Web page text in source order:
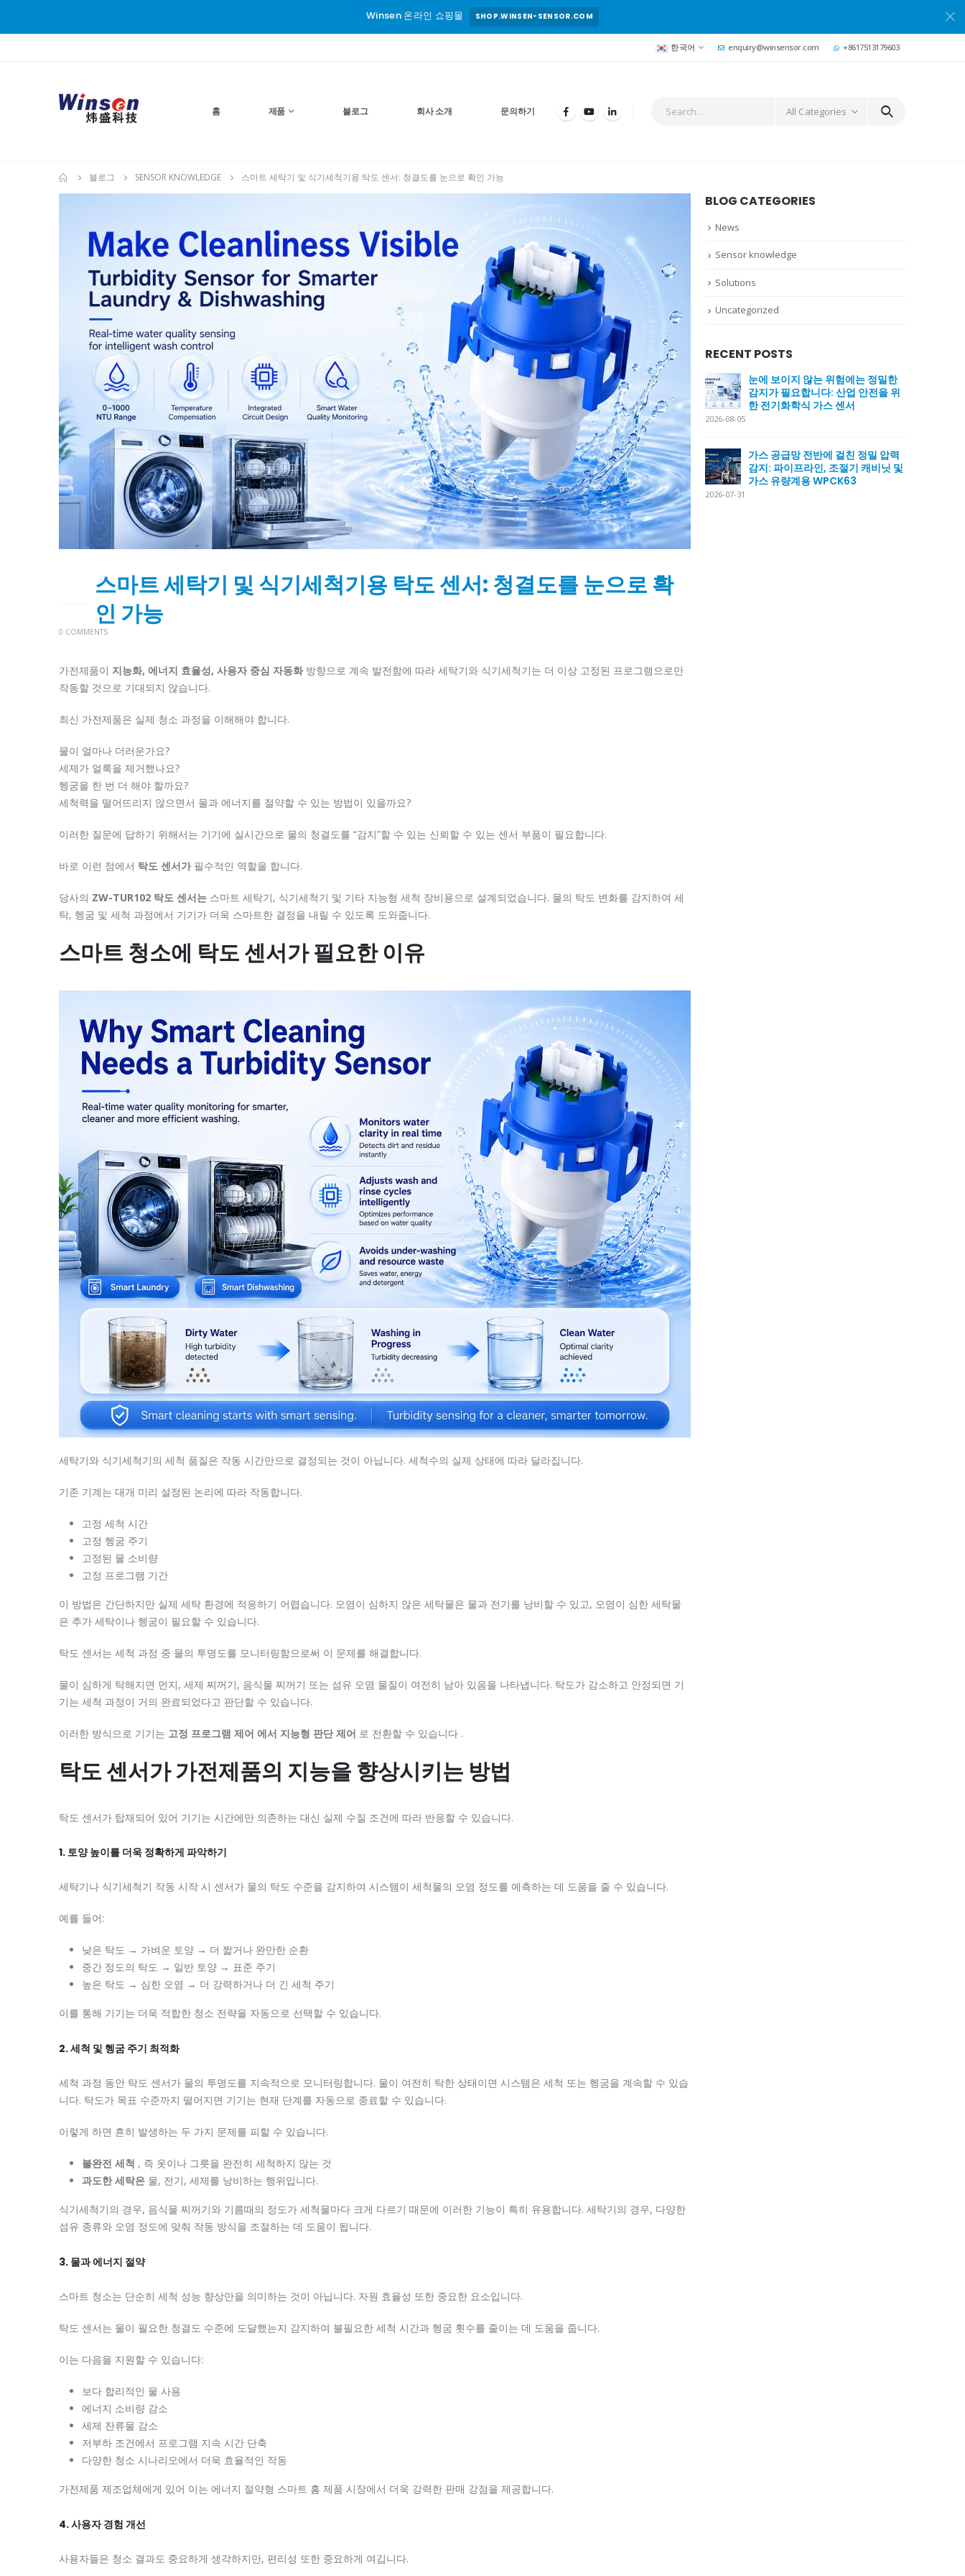
Winsen 온라인 쇼핑몰 SHOP.WINSEN-SENSOR.COM
한국어 enquiry@winsensor.com +8617513179603
홈 제품 블로그 회사 소개 문의하기 All Categories
블로그 SENSOR KNOWLEDGE 스마트 세탁기 및 식기세척기용 탁도 센서: 청결도를 눈으로 확인 가능
스마트 세탁기 및 식기세척기용 탁도 센서: 청결도를 눈으로 확
인 가능
0 COMMENTS
가전제품이 지능화, 에너지 효율성, 사용자 중심 자동화방향으로 계속 발전함에 따라 세탁기와 식기세척기는 더 이상 고정된 프로그램으로만
작동할 것으로 기대되지 않습니다.
최신 가전제품은 실제 청소 과정을 이해해야 합니다.
물이 얼마나 더러운가요?
세제가 얼룩을 제거했나요?
헹굼을 한 번 더 해야 할까요?
세척력을 떨어뜨리지 않으면서 물과 에너지를 절약할 수 있는 방법이 있을까요?
이러한 질문에 답하기 위해서는 기기에 실시간으로 물의 청결도를 “감지”할 수 있는 신뢰할 수 있는 센서 부품이 필요합니다.
바로 이런 점에서 탁도 센서가필수적인 역할을 합니다.
당사의 ZW-TUR102 탁도 센서는 스마트 세탁기, 식기세척기 및 기타 지능형 세척 장비용으로 설계되었습니다. 물의 탁도 변화를 감지하여 세
탁, 헹굼 및 세척 과정에서 기기가 더욱 스마트한 결정을 내릴 수 있도록 도와줍니다.
스마트 청소에 탁도 센서가 필요한 이유
세탁기와 식기세척기의 세척 품질은 작동 시간만으로 결정되는 것이 아닙니다. 세척수의 실제 상태에 따라 달라집니다.
기존 기계는 대개 미리 설정된 논리에 따라 작동합니다.
고정 세척 시간
고정 헹굼 주기
고정된 물 소비량
고정 프로그램 기간
이 방법은 간단하지만 실제 세탁 환경에 적응하기 어렵습니다. 오염이 심하지 않은 세탁물은 물과 전기를 낭비할 수 있고, 오염이 심한 세탁물
은 추가 세탁이나 헹굼이 필요할 수 있습니다.
탁도 센서는 세척 과정 중 물의 투명도를 모니터링함으로써 이 문제를 해결합니다.
물이 심하게 탁해지면 먼지, 세제 찌꺼기, 음식물 찌꺼기 또는 섬유 오염 물질이 여전히 남아 있음을 나타냅니다. 탁도가 감소하고 안정되면 기
기는 세척 과정이 거의 완료되었다고 판단할 수 있습니다.
이러한 방식으로 기기는 고정 프로그램 제어 에서 지능형 판단 제어 로 전환할 수 있습니다 .
탁도 센서가 가전제품의 지능을 향상시키는 방법
탁도 센서가 탑재되어 있어 기기는 시간에만 의존하는 대신 실제 수질 조건에 따라 반응할 수 있습니다.
1. 토양 높이를 더욱 정확하게 파악하기
세탁기나 식기세척기 작동 시작 시 센서가 물의 탁도 수준을 감지하여 시스템이 세척물의 오염 정도를 예측하는 데 도움을 줄 수 있습니다.
예를 들어:
낮은 탁도 → 가벼운 토양 → 더 짧거나 완만한 순환
중간 정도의 탁도 → 일반 토양 → 표준 주기
높은 탁도 → 심한 오염 → 더 강력하거나 더 긴 세척 주기
이를 통해 기기는 더욱 적합한 청소 전략을 자동으로 선택할 수 있습니다.
2. 세척 및 헹굼 주기 최적화
세척 과정 동안 탁도 센서가 물의 투명도를 지속적으로 모니터링합니다. 물이 여전히 탁한 상태이면 시스템은 세척 또는 헹굼을 계속할 수 있습
니다. 탁도가 목표 수준까지 떨어지면 기기는 현재 단계를 자동으로 종료할 수 있습니다.
이렇게 하면 흔히 발생하는 두 가지 문제를 피할 수 있습니다.
불완전 세척 , 즉 옷이나 그릇을 완전히 세척하지 않는 것
과도한 세탁은 물, 전기, 세제를 낭비하는 행위입니다.
식기세척기의 경우, 음식물 찌꺼기와 기름때의 정도가 세척물마다 크게 다르기 때문에 이러한 기능이 특히 유용합니다. 세탁기의 경우, 다양한
섬유 종류와 오염 정도에 맞춰 작동 방식을 조절하는 데 도움이 됩니다.
3. 물과 에너지 절약
스마트 청소는 단순히 세척 성능 향상만을 의미하는 것이 아닙니다. 자원 효율성 또한 중요한 요소입니다.
탁도 센서는 물이 필요한 청결도 수준에 도달했는지 감지하여 불필요한 세척 시간과 헹굼 횟수를 줄이는 데 도움을 줍니다.
이는 다음을 지원할 수 있습니다:
보다 합리적인 물 사용
에너지 소비량 감소
세제 잔류물 감소
저부하 조건에서 프로그램 지속 시간 단축
다양한 청소 시나리오에서 더욱 효율적인 작동
가전제품 제조업체에게 있어 이는 에너지 절약형 스마트 홈 제품 시장에서 더욱 강력한 판매 강점을 제공합니다.
4. 사용자 경험 개선
사용자들은 청소 결과도 중요하게 생각하지만, 편리성 또한 중요하게 여깁니다.
BLOG CATEGORIES
News
Sensor knowledge
Solutions
Uncategorized
RECENT POSTS
눈에 보이지 않는 위험에는 정밀한
감지가 필요합니다: 산업 안전을 위
한 전기화학식 가스 센서
2026-08-05
가스 공급망 전반에 걸친 정밀 압력
감지: 파이프라인, 조절기 캐비닛 및
가스 유량계용 WPCK63
2026-07-31